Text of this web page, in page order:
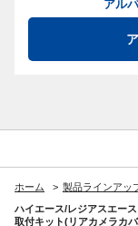
アル
ホーム 製品ラインアッ
ハイエース/レジアスエー
取付キット(リアカメラカバ